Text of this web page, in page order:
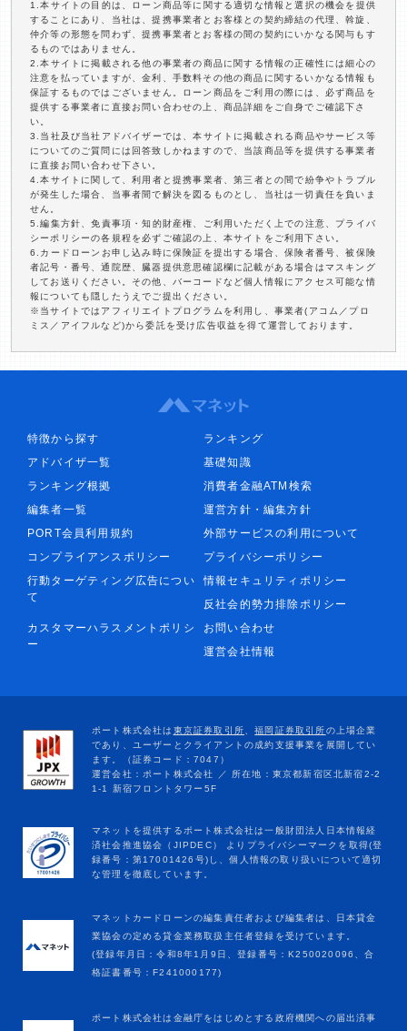
1.本サイトの目的は、ローン商品等に関する適切な情報と選択の機会を提供
することにあり、当社は、提携事業者とお客様との契約締結の代理、斡旋、
仲介等の形態を問わず、提携事業者とお客様の間の契約にいかなる関与もす
るものではありません。
2.本サイトに掲載される他の事業者の商品に関する情報の正確性には細心の
注意を払っていますが、金利、手数料その他の商品に関するいかなる情報も
保証するものではございません。ローン商品をご利用の際には、必ず商品を
提供する事業者に直接お問い合わせの上、商品詳細をご自身でご確認下さ
い。
3.当社及び当社アドバイザーでは、本サイトに掲載される商品やサービス等
についてのご質問には回答致しかねますので、当該商品等を提供する事業者
に直接お問い合わせ下さい。
4.本サイトに関して、利用者と提携事業者、第三者との間で紛争やトラブル
が発生した場合、当事者間で解決を図るものとし、当社は一切責任を負いま
せん。
5.編集方針、免責事項・知的財産権、ご利用いただく上での注意、プライバ
シーポリシーの各規程を必ずご確認の上、本サイトをご利用下さい。
6.カードローンお申し込み時に保険証を提出する場合、保険者番号、被保険
者記号・番号、通院歴、臓器提供意思確認欄に記載がある場合はマスキング
してお送りください。その他、バーコードなど個人情報にアクセス可能な情
報についても隠したうえでご提出ください。
※当サイトではアフィリエイトプログラムを利用し、事業者(アコム／プロ
ミス／アイフルなど)から委託を受け広告収益を得て運営しております。
特徴から探す
ランキング
アドバイザ一覧
基礎知識
ランキング根拠
消費者金融ATM検索
編集者一覧
運営方針・編集方針
PORT会員利用規約
外部サービスの利用について
コンプライアンスポリシー
プライバシーポリシー
行動ターゲティング広告につい
て
情報セキュリティポリシー
反社会的勢力排除ポリシー
カスタマーハラスメントポリシ
ー
お問い合わせ
運営会社情報
マネットカードローンの編集責任者および編集者は、日本貸金
業協会の定める貸金業務取扱主任者登録を受けています。
(登録年月日：令和8年1月9日、登録番号：K250020096、合
格証書番号：F241000177)
ポート株式会社は金融庁をはじめとする政府機関への届出済事